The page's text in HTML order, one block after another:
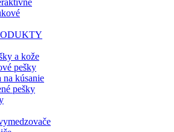
a kože
pešky
na kúsanie
pešky